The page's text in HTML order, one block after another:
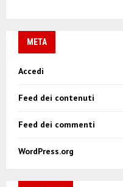
META
Accedi
Feed dei contenuti
Feed dei commenti
WordPress.org